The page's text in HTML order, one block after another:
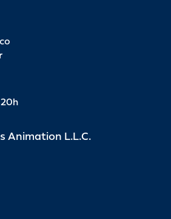
Animation L.L.C.